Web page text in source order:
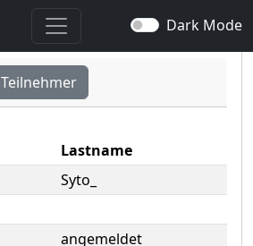
Dark Mode
Teilnehmer
Lastname
Syto_
angemeldet